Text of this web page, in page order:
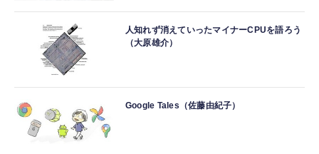
人知れず消えていったマイナーCPUを語ろう
（大原雄介）
Google Tales（佐藤由紀子）